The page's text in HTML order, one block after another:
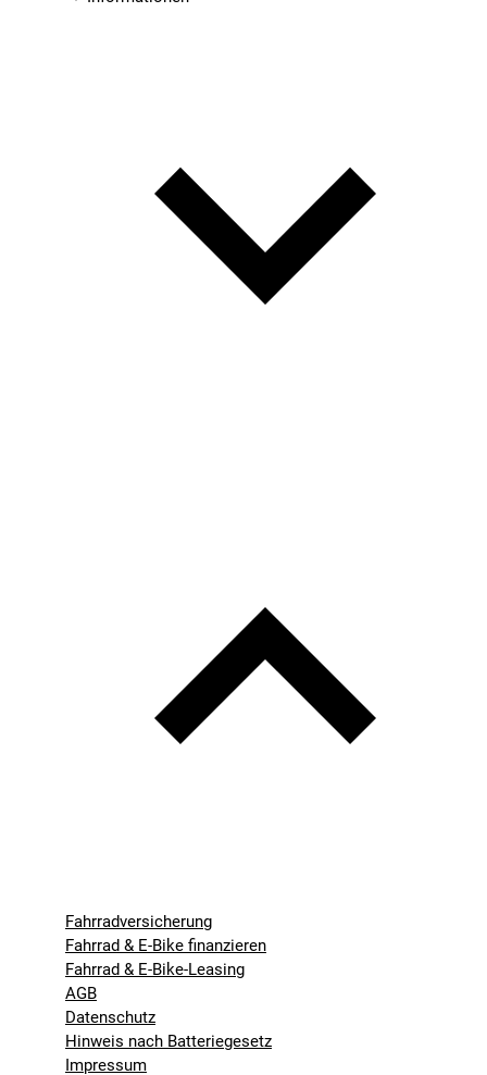
Fahrradversicherung
Fahrrad & E-Bike finanzieren
Fahrrad & E-Bike-Leasing
AGB
Datenschutz
Hinweis nach Batteriegesetz
Impressum